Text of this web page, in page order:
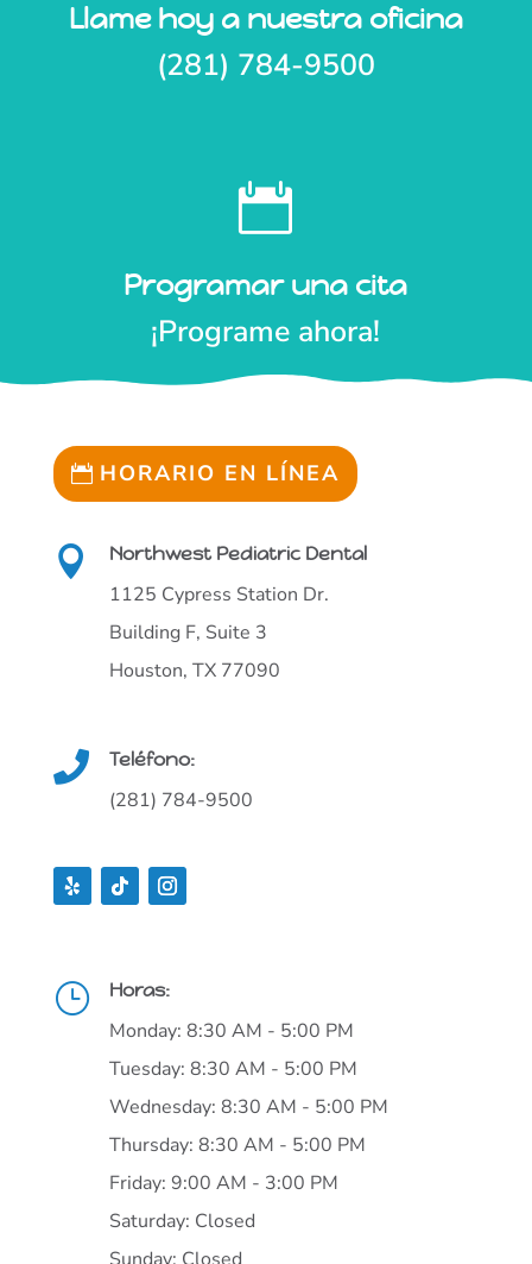
Llame hoy a nuestra oficina
(281) 784-9500

Programar una cita
¡Programe ahora!
HORARIO EN LÍNEA
 Northwest Pediatric Dental
1125 Cypress Station Dr.
Building F, Suite 3
Houston, TX 77090
 Teléfono:
(281) 784-9500
} Horas:
Monday: 8:30 AM - 5:00 PM
Tuesday: 8:30 AM - 5:00 PM
Wednesday: 8:30 AM - 5:00 PM
Thursday: 8:30 AM - 5:00 PM
Friday: 9:00 AM - 3:00 PM
Saturday: Closed